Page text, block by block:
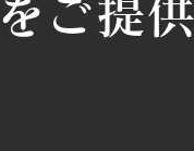
ご提